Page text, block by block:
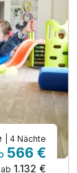
| 4 Nächte
566 €
1.132 €